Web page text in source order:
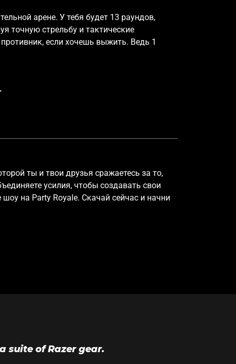
арене. У тебя будет 13 раундов,
точную стрельбу и тактические
если хочешь выжить. Ведь 1
.
ты и твои друзья сражаетесь за то,
усилия, чтобы создавать свои
на Party Royale. Скачай сейчас и начни
suite of Razer gear.